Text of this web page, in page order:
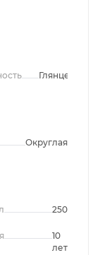
Глянцевая
Округлая
250
10
лет